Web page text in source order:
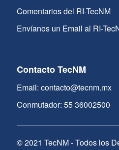
Comentarios del RI-TecNM
Envíanos un Email al RI-
Contacto TecNM
Email: contacto@tecnm.mx
Conmutador: 55 36002500
© 2021 TecNM - Todos los